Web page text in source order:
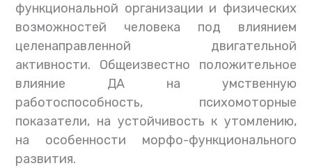
функциональной организации и физических
возможностей человека под влиянием
целенаправленной двигательной
активности. Общеизвестно положительное
влияние ДА на умственную
работоспособность, психомоторные
показатели, на устойчивость к утомлению,
на особенности морфо-функционального
развития.